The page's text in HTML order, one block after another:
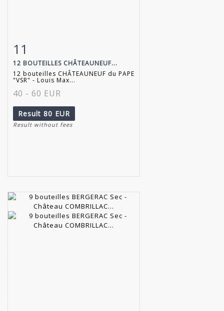
11
12 BOUTEILLES CHÂTEAUNEUF...
12 bouteilles CHÂTEAUNEUF du PAPE
"VSR" - Louis Max...
40 - 60 EUR
Result 80 EUR
Result without fees